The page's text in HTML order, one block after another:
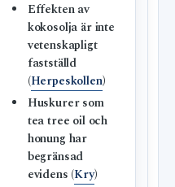
Effekten av
kokosolja är inte
vetenskapligt
fastställd
(Herpeskollen)
Huskurer som
tea tree oil och
honung har
begränsad
evidens (Kry)